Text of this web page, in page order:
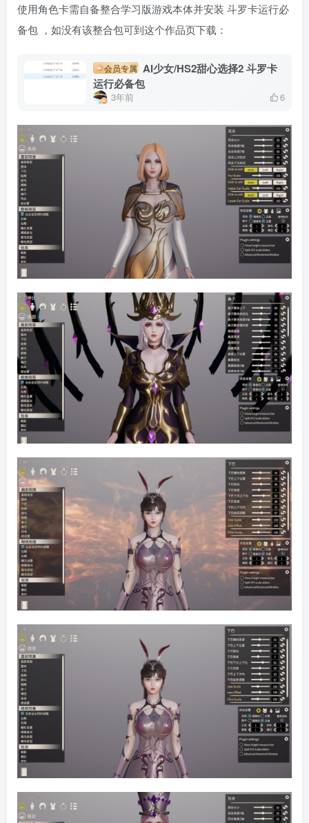
使用角色卡需自备整合学习版游戏本体并安装 斗罗卡运行必
备包 ，如没有该整合包可到这个作品页下载：
会员专属 AI少女/HS2甜心选择2 斗罗卡
运行必备包
3年前 6